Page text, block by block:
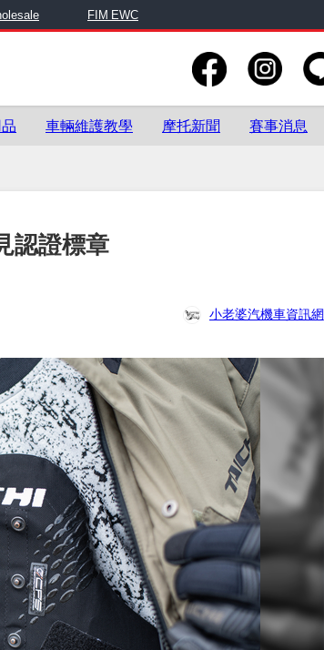
FIM EWC
車輛維護教學 摩托新聞 賽事消息
認證標章
小老婆汽機車資訊網